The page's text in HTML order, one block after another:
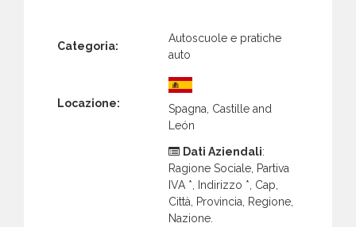
Categoria:
Autoscuole e pratiche
auto
Locazione:
Spagna, Castille and
León
Dati Aziendali:
Ragione Sociale, Partiva
IVA *, Indirizzo *, Cap,
Città, Provincia, Regione,
Nazione.